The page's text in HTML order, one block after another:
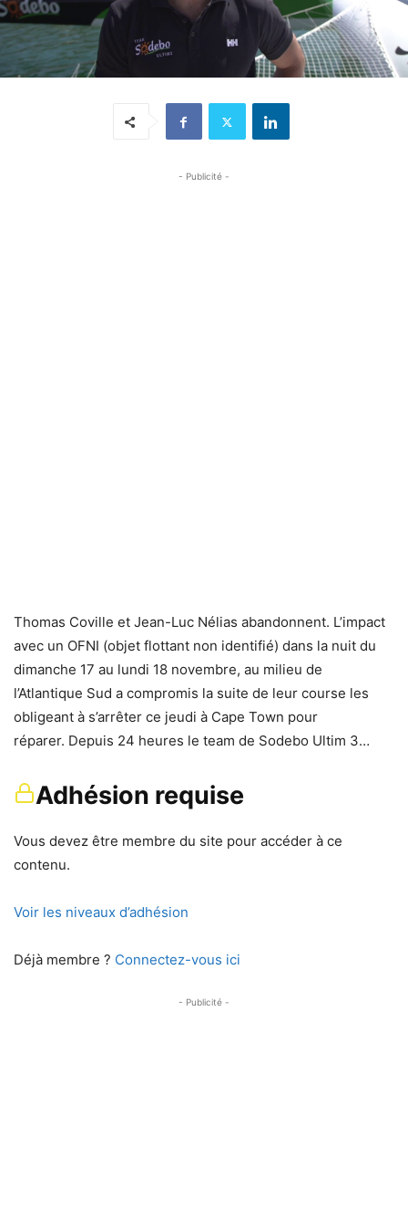
- Publicité -
Thomas Coville et Jean-Luc Nélias abandonnent. L’impact
avec un OFNI (objet flottant non identifié) dans la nuit du
dimanche 17 au lundi 18 novembre, au milieu de
l’Atlantique Sud a compromis la suite de leur course les
obligeant à s’arrêter ce jeudi à Cape Town pour
réparer. Depuis 24 heures le team de Sodebo Ultim 3…
Adhésion requise
Vous devez être membre du site pour accéder à ce
contenu.
Voir les niveaux d’adhésion
Déjà membre ? Connectez-vous ici
- Publicité -